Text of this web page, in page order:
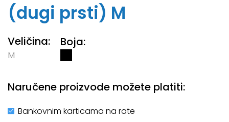
(dugi prsti) M
Veličina:
M
Boja:
Naručene proizvode možete platiti:
Bankovnim karticama na rate